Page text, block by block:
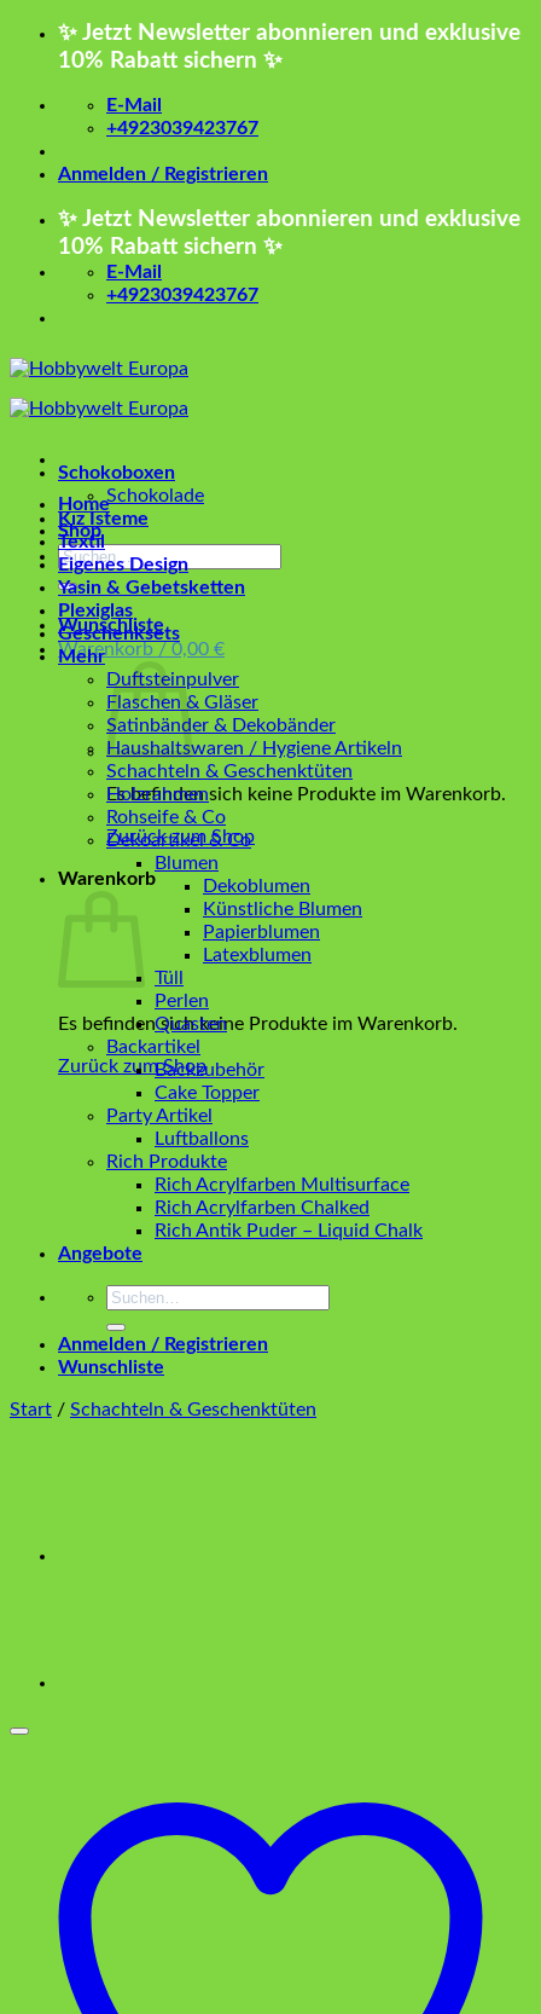
Zum
✨ Jetzt Newsletter abonnieren und exklusive
10% Rabatt sichern ✨
E-Mail
+4923039423767
Anmelden / Registrieren
✨ Jetzt Newsletter abonnieren und exklusive
10% Rabatt sichern ✨
E-Mail
+4923039423767
Home
Shop
Suchen
nach:
Wunschliste
Warenkorb / 0,00 €
Es befinden sich keine Produkte im Warenkorb.
Zurück zum Shop
Warenkorb
Es befinden sich keine Produkte im Warenkorb.
Zurück zum Shop
Schokoboxen
Schokolade
Kız İsteme
Textil
Eigenes Design
Yasin & Gebetsketten
Plexiglas
Geschenksets
Mehr
Duftsteinpulver
Flaschen & Gläser
Satinbänder & Dekobänder
Haushaltswaren / Hygiene Artikeln
Schachteln & Geschenktüten
Holzrahmen
Rohseife & Co
Dekoartikel & Co
Blumen
Dekoblumen
Künstliche Blumen
Papierblumen
Latexblumen
Tüll
Perlen
Quasten
Backartikel
Backzubehör
Cake Topper
Party Artikel
Luftballons
Rich Produkte
Rich Acrylfarben Multisurface
Rich Acrylfarben Chalked
Rich Antik Puder – Liquid Chalk
Angebote
Suchen
Anmelden / Registrieren
Wunschliste
Start / Schachteln & Geschenktüten